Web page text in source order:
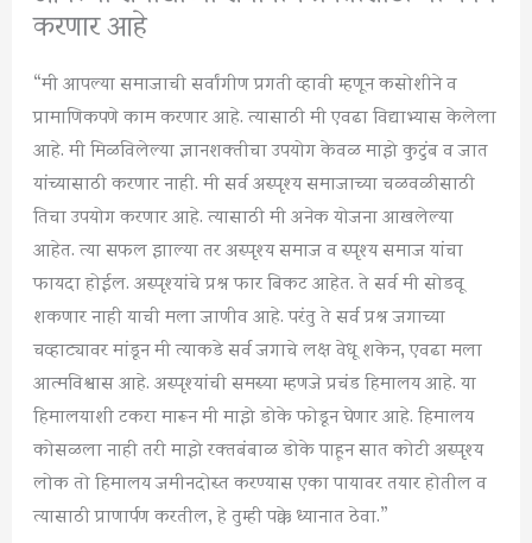
करणार आहे
“मी आपल्या समाजाची सर्वांगीण प्रगती व्हावी म्हणून कसोशीने व
प्रामाणिकपणे काम करणार आहे. त्यासाठी मी एवढा विद्याभ्यास केलेला
आहे. मी मिळविलेल्या ज्ञानशक्तीचा उपयोग केवळ माझे कुटुंब व जात
यांच्यासाठी करणार नाही. मी सर्व अस्पृश्य समाजाच्या चळवळीसाठी
तिचा उपयोग करणार आहे. त्यासाठी मी अनेक योजना आखलेल्या
आहेत. त्या सफल झाल्या तर अस्पृश्य समाज व स्पृश्य समाज यांचा
फायदा होईल. अस्पृश्यांचे प्रश्न फार बिकट आहेत. ते सर्व मी सोडवू
शकणार नाही याची मला जाणीव आहे. परंतु ते सर्व प्रश्न जगाच्या
चव्हाट्यावर मांडून मी त्याकडे सर्व जगाचे लक्ष वेधू शकेन, एवढा मला
आत्मविश्वास आहे. अस्पृश्यांची समस्या म्हणजे प्रचंड हिमालय आहे. या
हिमालयाशी टकरा मारून मी माझे डोके फोडून घेणार आहे. हिमालय
कोसळला नाही तरी माझे रक्तबंबाळ डोके पाहून सात कोटी अस्पृश्य
लोक तो हिमालय जमीनदोस्त करण्यास एका पायावर तयार होतील व
त्यासाठी प्राणार्पण करतील, हे तुम्ही पक्के ध्यानात ठेवा.”